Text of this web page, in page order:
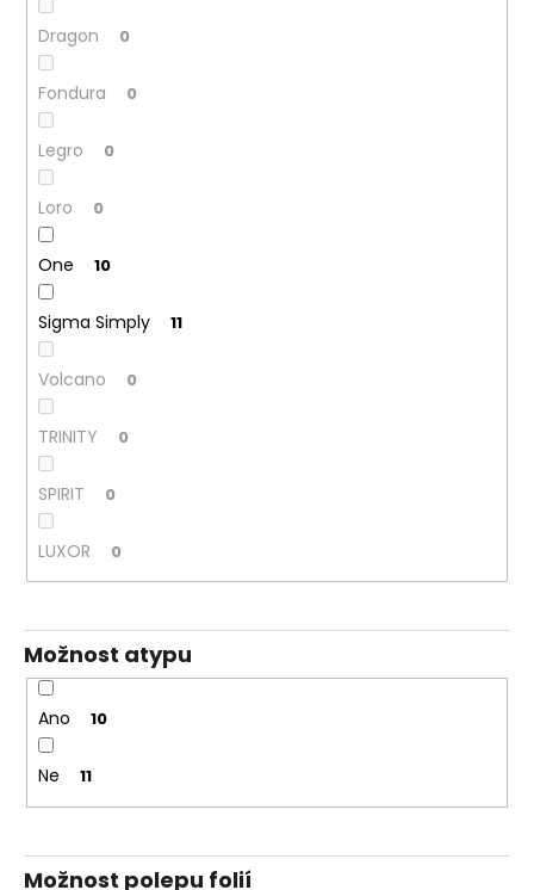
Dragon 0
Fondura 0
Legro 0
Loro 0
One 10
Sigma Simply 11
Volcano 0
TRINITY 0
SPIRIT 0
LUXOR 0
Možnost atypu
Ano 10
Ne 11
Možnost polepu folií